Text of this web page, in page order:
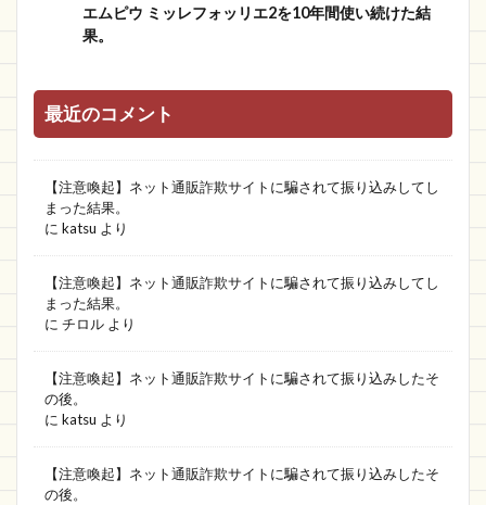
エムピウ ミッレフォッリエ2を10年間使い続けた結
果。
最近のコメント
【注意喚起】ネット通販詐欺サイトに騙されて振り込みしてし
まった結果。
に katsu より
【注意喚起】ネット通販詐欺サイトに騙されて振り込みしてし
まった結果。
に チロル より
【注意喚起】ネット通販詐欺サイトに騙されて振り込みしたそ
の後。
に katsu より
【注意喚起】ネット通販詐欺サイトに騙されて振り込みしたそ
の後。